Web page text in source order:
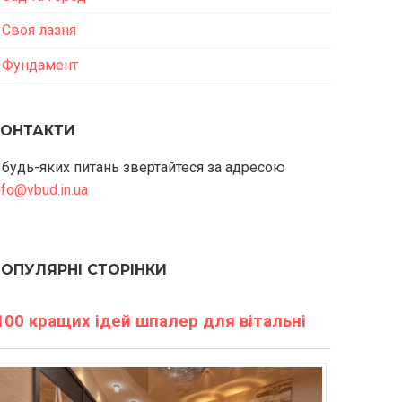
Своя лазня
Фундамент
яких питань звертайтеся за адресою
СТОРІНКИ
кращих ідей шпалер для вітальні